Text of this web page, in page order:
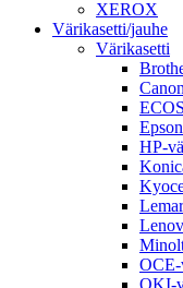
XEROX
Värikasetti/jauhe
Värikasetti
HP-
OCE-
OKI-